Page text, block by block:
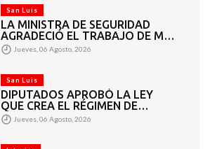
San Luis
LA MINISTRA DE SEGURIDAD
AGRADECIÓ EL TRABAJO DE MÁS
DE 200 EFECTIVOS QUE
PARTICIPARON EN LA BÚSQUEDA
Jueves, 06 Agosto, 2026
San Luis
DIPUTADOS APROBÓ LA LEY
QUE CREA EL RÉGIMEN DE
CONSORCIOS PARA GESTIONAR
EL MANTENIMIENTO 4460
Jueves, 06 Agosto, 2026